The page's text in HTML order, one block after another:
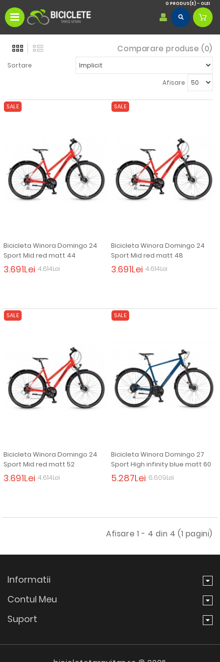
0 PRODUS(E) - 0LEI
Comparare produse (0)
Sortare
Afisare
SALE
Bicicleta Winora Domingo 24
Sport Mid red matt 44
3.691Lei 4.614Lei
SALE
Bicicleta Winora Domingo 24
Sport Mid red matt 48
3.691Lei 4.614Lei
SALE
Bicicleta Winora Domingo 24
Sport Mid red matt 52
3.691Lei 4.614Lei
SALE
Bicicleta Winora Domingo 27
Sport High infinity blue matt 60
5.287Lei 6.609Lei
Afisare 1 - 4 din 4 (1 pagini)
Informatii
Contul Meu
Suport